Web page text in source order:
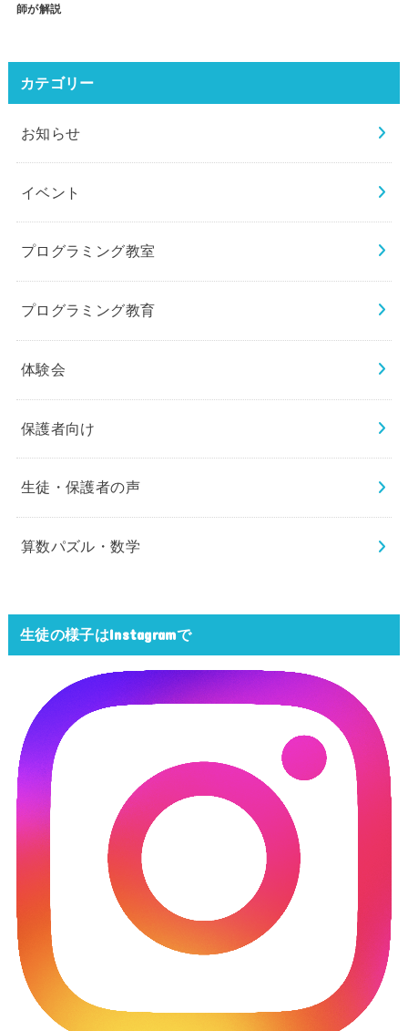
師が解説
カテゴリー
お知らせ
イベント
プログラミング教室
プログラミング教育
体験会
保護者向け
生徒・保護者の声
算数パズル・数学
生徒の様子はInstagramで